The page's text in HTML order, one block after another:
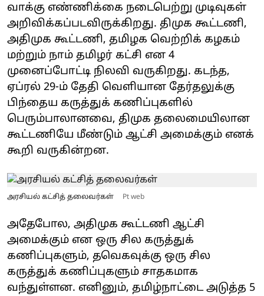
வாக்கு எண்ணிக்கை நடைபெற்று முடிவுகள்
அறிவிக்கப்படவிருக்கிறது. திமுக கூட்டணி,
அதிமுக கூட்டணி, தமிழக வெற்றிக் கழகம்
மற்றும் நாம் தமிழர் கட்சி என 4
முனைப்போட்டி நிலவி வருகிறது. கடந்த,
ஏப்ரல் 29-ம் தேதி வெளியான தேர்தலுக்கு
பிந்தைய கருத்துக் கணிப்புகளில்
பெரும்பாலானவை, திமுக தலைமையிலான
கூட்டணியே மீண்டும் ஆட்சி அமைக்கும் எனக்
கூறி வருகின்றன.
அரசியல் கட்சித் தலைவர்கள் Pt web
அதேபோல, அதிமுக கூட்டணி ஆட்சி
அமைக்கும் என ஒரு சில கருத்துக்
கணிப்புகளும், தவெகவுக்கு ஒரு சில
கருத்துக் கணிப்புகளும் சாதகமாக
வந்துள்ளன. எனினும், தமிழ்நாட்டை அடுத்த 5